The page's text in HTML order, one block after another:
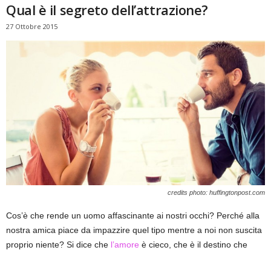
Qual è il segreto dell’attrazione?
27 Ottobre 2015
credits photo: huffingtonpost.com
Cos’è che rende un uomo affascinante ai nostri occhi? Perché alla
nostra amica piace da impazzire quel tipo mentre a noi non suscita
proprio niente? Si dice che l’amore è cieco, che è il destino che